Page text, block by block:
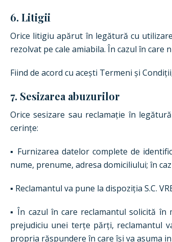
6. Litigii
Orice litigiu apărut în legătură cu
rezolvat pe cale amiabila. În cazul în
Fiind de acord cu acești Termeni și
7. Sesizarea abuzurilor
Orice sesizare sau reclamație în
cerințe:
▪ Furnizarea datelor complete de
nume, prenume, adresa domiciliului; în
▪ Reclamantul va pune la dispoziția S.C.
▪ În cazul în care reclamantul solicită
prejudiciu unei terțe părți, reclamantul
propria răspundere în care își va asuma